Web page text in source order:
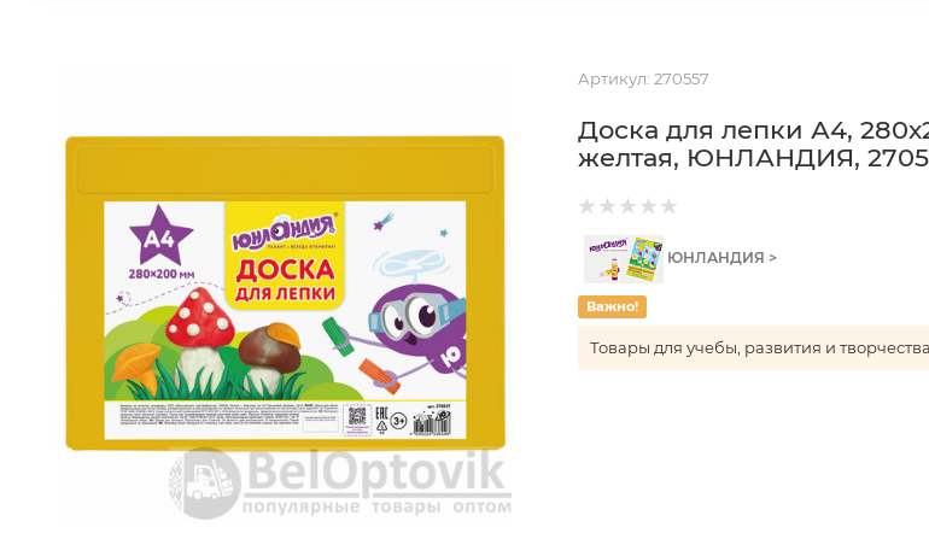
Артикул: 270557
Доска для лепки А4,
желтая, ЮНЛАНДИЯ,
ЮНЛАНДИЯ >
Важно!
Товары для учебы, развития и творчества